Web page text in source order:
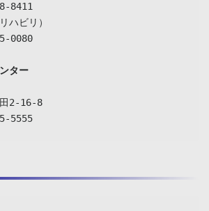
8411
ハビリ）
0080
ター
田2-16-8
5555